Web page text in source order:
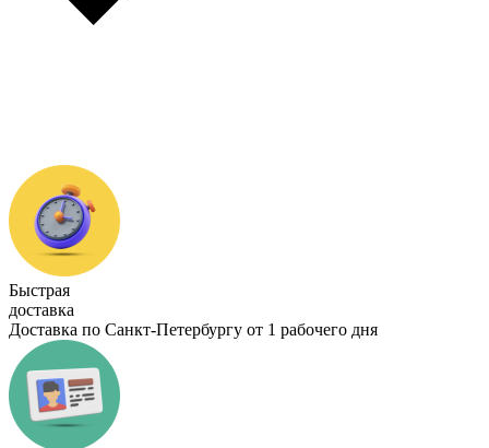
Быстрая
доставка
Доставка по Санкт-Петербургу от 1 рабочего дня